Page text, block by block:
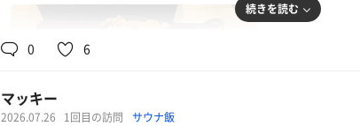
周薪祭、おめでとうございましたーー💕
続きを読む
0 6
マッキー
2026.07.26 1回目の訪問 サウナ飯